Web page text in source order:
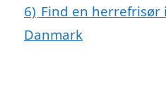
6) Find en herrefrisør
Danmark